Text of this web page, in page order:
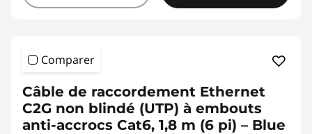
Comparer
Câble de raccordement Ethernet
C2G non blindé (UTP) à embouts
anti-accrocs Cat6, 1,8 m (6 pi) – Blue